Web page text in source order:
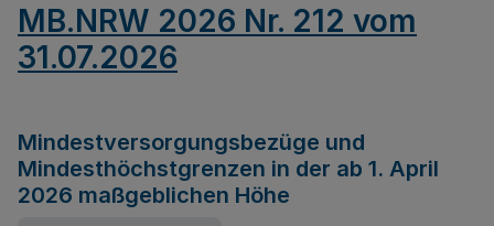
MB.NRW 2026 Nr. 212 vom
31.07.2026
Mindestversorgungsbezüge und
Mindesthöchstgrenzen in der ab 1. April
2026 maßgeblichen Höhe